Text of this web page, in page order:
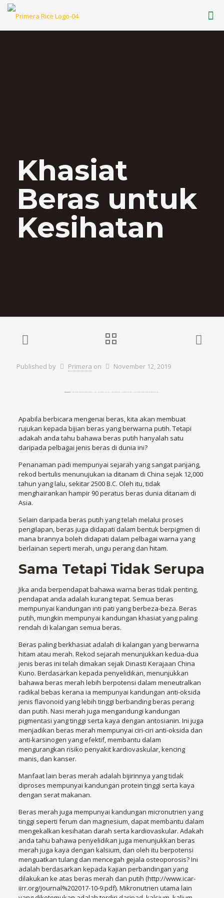
Khasiat
Beras untuk
Kesihatan
Published by Primera on November 12, 2019
Apabila berbicara mengenai beras, kita akan membuat
rujukan kepada bijian beras yang berwarna putih. Tetapi
adakah anda tahu bahawa beras putih hanyalah satu
daripada pelbagai jenis beras di dunia ini?
Penanaman padi mempunyai sejarah yang sangat panjang,
rekod bertulis menunujukan ia ditanam di China sejak 12,000
tahun yang lalu, sekitar 2500 B.C. Oleh itu, tidak
menghairankan hampir 90 peratus beras dunia ditanam di
Asia.
Selain daripada beras putih yang telah melalui proses
pengilapan, beras juga didapati dalam bentuk berpigmen di
mana brannya boleh didapati dalam pelbagai warna yang
berlainan seperti merah, ungu perang dan hitam.
Sama Tetapi Tidak Serupa
Jika anda berpendapat bahawa warna beras tidak penting,
pendapat anda adalah kurang tepat. Semua beras
mempunyai kandungan inti pati yang berbeza-beza. Beras
putih, mungkin mempunyai kandungan khasiat yang paling
rendah di kalangan semua beras.
Beras paling berkhasiat adalah di kalangan yang berwarna
hitam atau merah. Rekod sejarah menunjukkan kedua-dua
jenis beras ini telah dimakan sejak Dinasti Kerajaan China
Kuno. Berdasarkan kepada penyelidikan, menunjukkan
bahawa beras merah lebih berpotensi dalam meneutralkan
radikal bebas kerana ia mempunyai kandungan anti-oksida
jenis flavonoid yang lebih tinggi berbanding beras perang
dan putih. Nasi merah juga mengandungi kandungan
pigmentasi yang tinggi serta kaya dengan antosianin. Ini juga
menjadikan beras merah mempunyai ciri-ciri anti-oksida dan
anti-karsinogen yang efektif, membantu dalam
mengurangkan risiko penyakit kardiovaskular, kencing
manis, dan kanser.
Manfaat lain beras merah adalah bijirinnya yang tidak
diproses mempunyai kandungan protein tinggi serta kaya
dengan serat makanan.
Beras merah juga mempunyai kandungan micronutrien yang
tinggi seperti ferum dan magnesium, dapat membantu dalam
mengekalkan kesihatan darah serta kardiovaskular. Adakah
anda tahu bahawa penyelidikan juga menunjukkan beras
merah juga kaya dengan kalsium, dan oleh itu berpotensi
menguatkan tulang dan mencegah gejala osteoporosis? Ini
adalah berdasarkan kepada kajian perbandingan yang
dilakukan ke atas beras merah dan putih (http://www.icar-
iirr.org/journal%202017-10-9.pdf). Mikronutrien utama lain